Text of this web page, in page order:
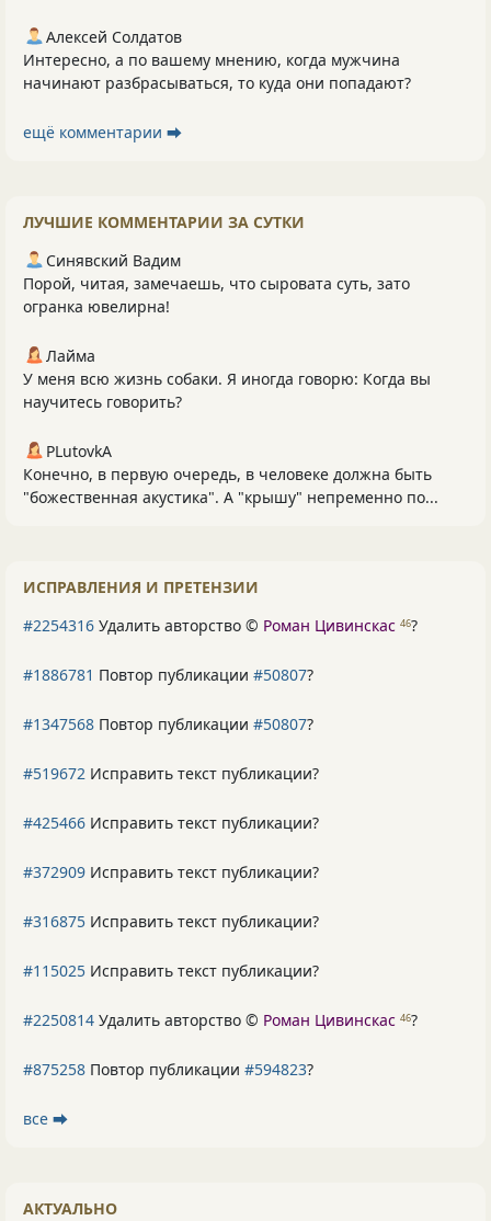
Алексей Солдатов
Интересно, а по вашему мнению, когда мужчина
начинают разбрасываться, то куда они попадают?
ещё комментарии ⮕
ЛУЧШИЕ КОММЕНТАРИИ ЗА СУТКИ
Синявский Вадим
Порой, читая, замечаешь, что сыровата суть, зато
огранка ювелирна!
Лайма
У меня всю жизнь собаки. Я иногда говорю: Когда вы
научитесь говорить?
PLutоvkА
Конечно, в первую очередь, в человеке должна быть
"божественная акустика". А "крышу" непременно по...
ИСПРАВЛЕНИЯ И ПРЕТЕНЗИИ
#2254316 Удалить авторство © Роман Цивинскас 46?
#1886781 Повтор публикации #50807?
#1347568 Повтор публикации #50807?
#519672 Исправить текст публикации?
#425466 Исправить текст публикации?
#372909 Исправить текст публикации?
#316875 Исправить текст публикации?
#115025 Исправить текст публикации?
#2250814 Удалить авторство © Роман Цивинскас 46?
#875258 Повтор публикации #594823?
все ⮕
АКТУАЛЬНО